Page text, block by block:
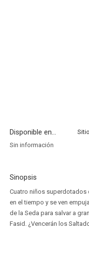
Disponible en...
Sin información
Sinopsis
Cuatro niños superdotados
en el tiempo y se ven
de la Seda para salvar a
Fasid. ¿Vencerán los